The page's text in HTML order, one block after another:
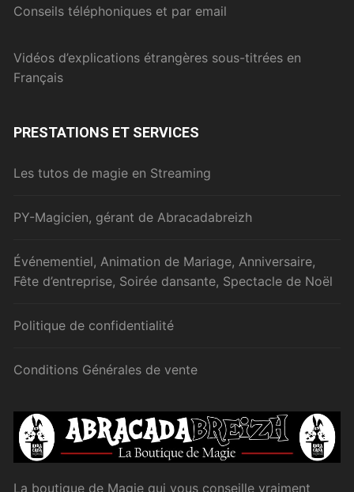
Conseils téléphoniques et par email
Vidéos d’explications étrangères sous-titrées en
Français
PRESTATIONS ET SERVICES
Les tutos de magie en Streaming
PY-Magicien, gérant de Abracadabreizh
Événementiel, Animation de Mariage, Anniversaire,
Fête d’entreprise, Soirée dansante, Spectacle de Noël
Politique de confidentialité
Conditions Générales de vente
La boutique de Magie qui vous conseille vraiment